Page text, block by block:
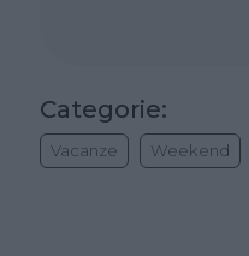
Categorie:
Vacanze Weekend